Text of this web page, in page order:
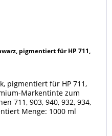
pigmentiert für HP 711,
pigmentiert für HP 711,
Markentinte zum
711, 903, 940, 932, 934,
Menge: 1000 ml